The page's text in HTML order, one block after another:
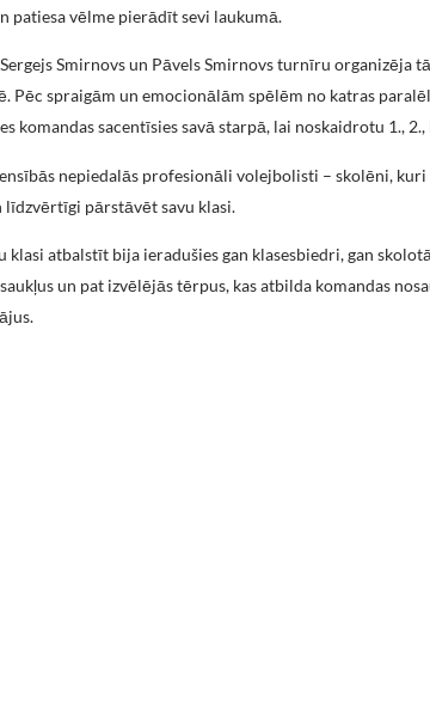
patiesa vēlme pierādīt sevi laukumā.
Smirnovs un Pāvels Smirnovs turnīru organizēja
Pēc spraigām un emocionālām spēlēm no katras
komandas sacentīsies savā starpā, lai noskaidrotu 1.,
nepiedalās profesionāli volejbolisti – skolēni,
pārstāvēt savu klasi.
klasi atbalstīt bija ieradušies gan klasesbiedri, gan
un pat izvēlējās tērpus, kas atbilda komandas